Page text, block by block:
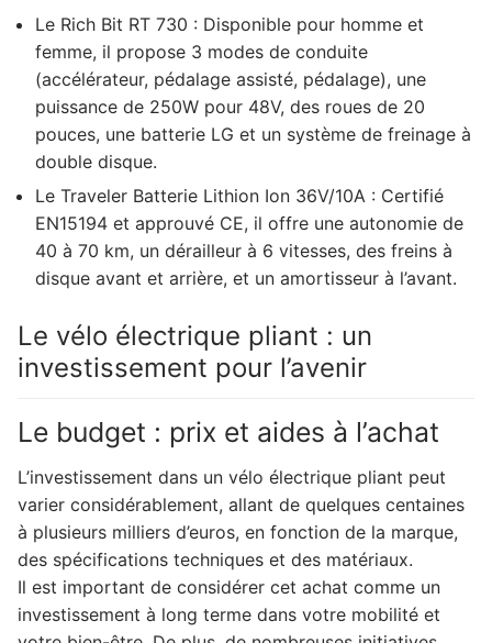
Le Rich Bit RT 730 : Disponible pour homme et
femme, il propose 3 modes de conduite
(accélérateur, pédalage assisté, pédalage), une
puissance de 250W pour 48V, des roues de 20
pouces, une batterie LG et un système de freinage à
double disque.
Le Traveler Batterie Lithion Ion 36V/10A : Certifié
EN15194 et approuvé CE, il offre une autonomie de
40 à 70 km, un dérailleur à 6 vitesses, des freins à
disque avant et arrière, et un amortisseur à l’avant.
Le vélo électrique pliant : un
investissement pour l’avenir
Le budget : prix et aides à l’achat
L’investissement dans un vélo électrique pliant peut
varier considérablement, allant de quelques centaines
à plusieurs milliers d’euros, en fonction de la marque,
des spécifications techniques et des matériaux.
Il est important de considérer cet achat comme un
investissement à long terme dans votre mobilité et